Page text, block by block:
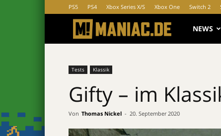
PS5 PS4 Xbox Series X/S Xbox One Switch 2
MANIAC.de
NEWS
Tests Klassik
Gifty – im
Von Thomas Nickel - 20. September 2020